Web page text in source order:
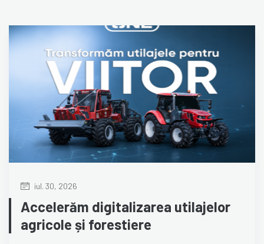
iul. 30, 2026
Accelerăm digitalizarea utilajelor
agricole și forestiere